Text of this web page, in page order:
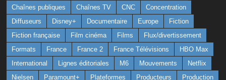
Chaînes publiques
Chaînes TV CNC
Concentration
Diffuseurs
Disney+ Documentaire Europe
Fiction
Fiction française
Film cinéma Films
Flux/divertissement
Formats
France France 2 France Télévisions
HBO Max
International
Lignes éditoriales M6 Mouvements
Netflix
Nielsen
Paramount+ Plateformes Producteurs Production